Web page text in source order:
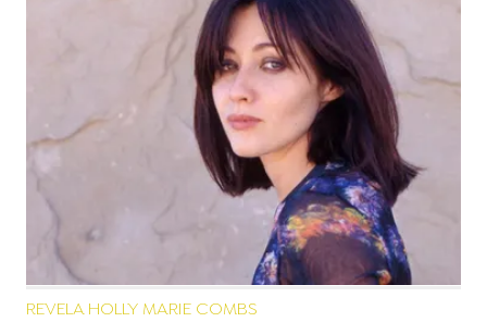
REVELA HOLLY MARIE COMBS